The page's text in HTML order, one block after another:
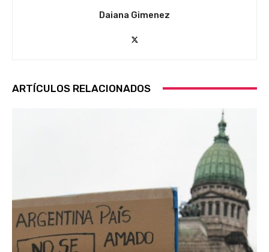
Daiana Gimenez
ARTÍCULOS RELACIONADOS